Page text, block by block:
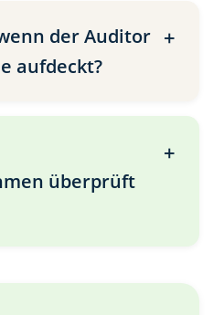
der Auditor
aufdeckt?
überprüft